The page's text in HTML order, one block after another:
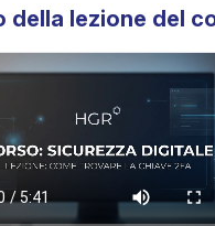
della lezione del